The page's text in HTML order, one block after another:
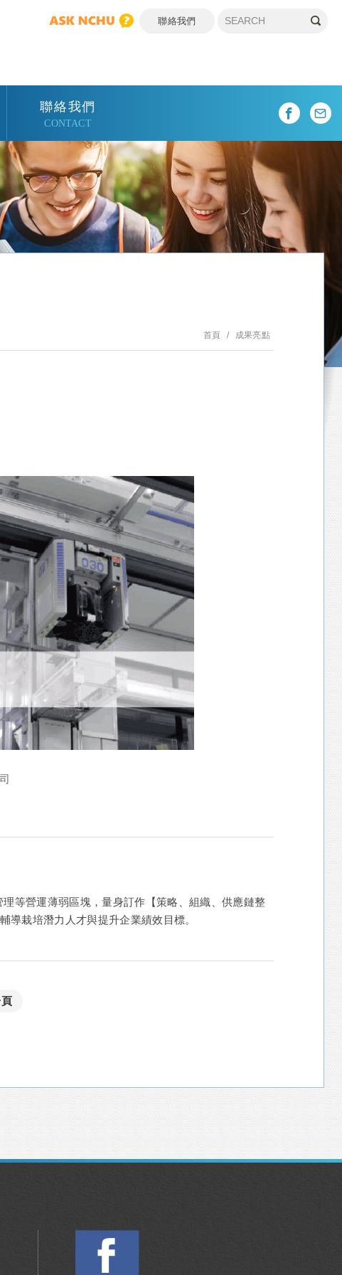
聯絡我們
聯絡我們
CONTACT
首頁 成果亮點
等營運薄弱區塊，量身訂作【策略、組織、供應鏈整
導栽培潛力人才與提升企業績效目標。